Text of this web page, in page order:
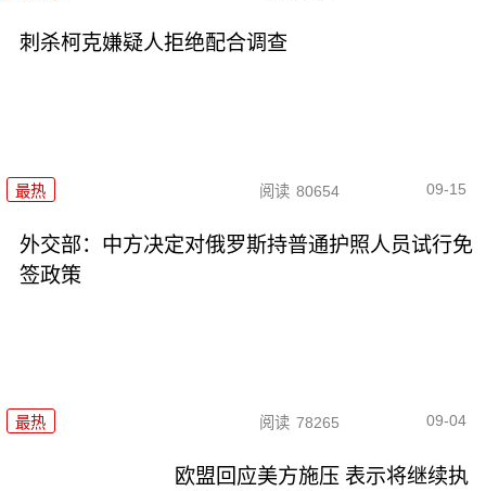
刺杀柯克嫌疑人拒绝配合调查
最热 阅读 80654 09-15
外交部：中方决定对俄罗斯持普通护照人员试行免
签政策
最热 阅读 78265 09-04
欧盟回应美方施压 表示将继续执